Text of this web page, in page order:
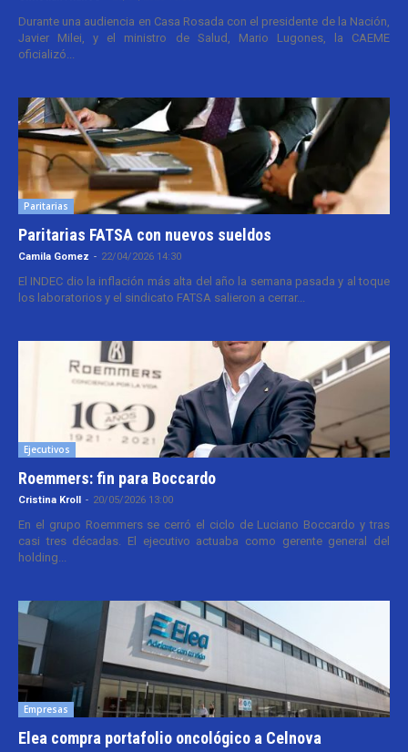
Durante una audiencia en Casa Rosada con el presidente de la Nación,
Javier Milei, y el ministro de Salud, Mario Lugones, la CAEME
oficializó...
Paritarias
Paritarias FATSA con nuevos sueldos
Camila Gomez - 22/04/2026 14:30
El INDEC dio la inflación más alta del año la semana pasada y al toque
los laboratorios y el sindicato FATSA salieron a cerrar...
Ejecutivos
Roemmers: fin para Boccardo
Cristina Kroll - 20/05/2026 13:00
En el grupo Roemmers se cerró el ciclo de Luciano Boccardo y tras
casi tres décadas. El ejecutivo actuaba como gerente general del
holding...
Empresas
Elea compra portafolio oncológico a Celnova